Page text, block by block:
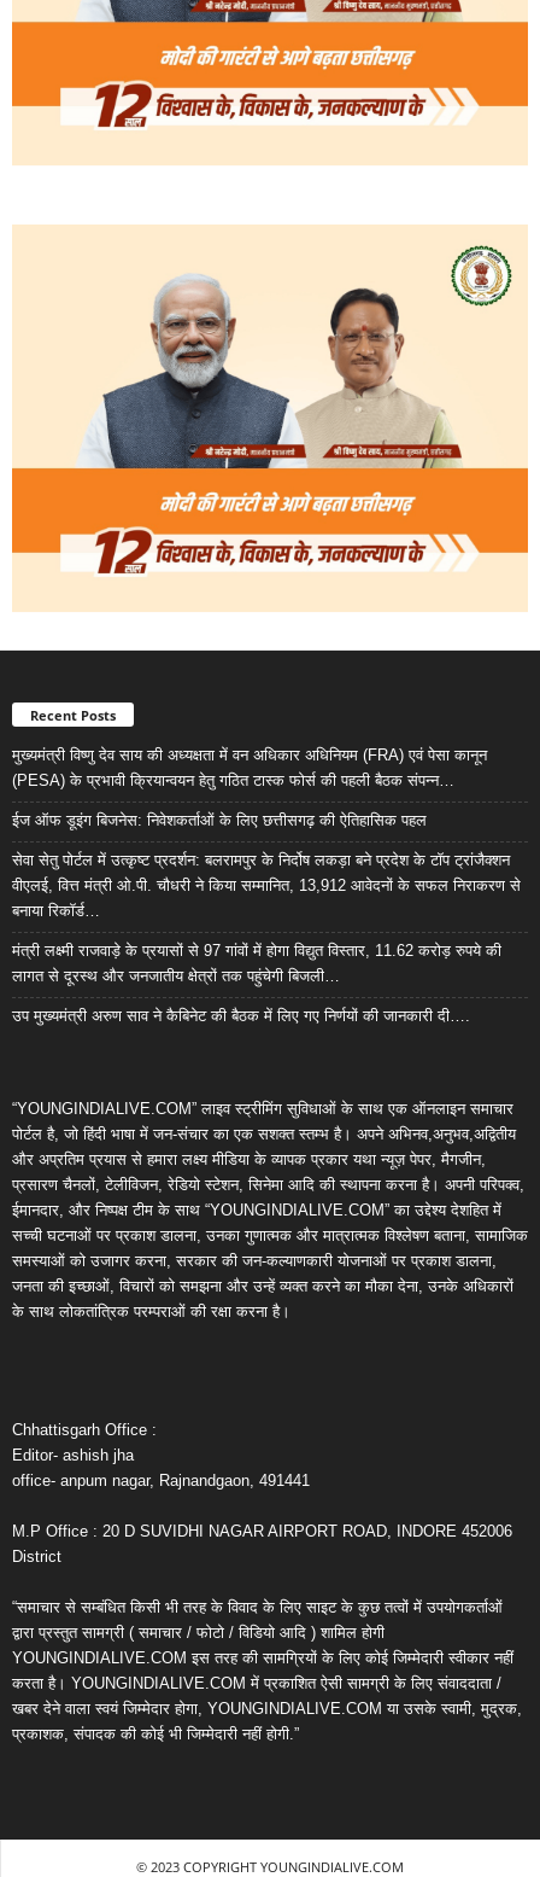
Recent Posts
मुख्यमंत्री विष्णु देव साय की अध्यक्षता में वन अधिकार अधिनियम (FRA) एवं पेसा कानून
(PESA) के प्रभावी क्रियान्वयन हेतु गठित टास्क फोर्स की पहली बैठक संपन्न…
ईज ऑफ डूइंग बिजनेस: निवेशकर्ताओं के लिए छत्तीसगढ़ की ऐतिहासिक पहल
सेवा सेतु पोर्टल में उत्कृष्ट प्रदर्शन: बलरामपुर के निर्दोष लकड़ा बने प्रदेश के टॉप ट्रांजैक्शन
वीएलई, वित्त मंत्री ओ.पी. चौधरी ने किया सम्मानित, 13,912 आवेदनों के सफल निराकरण से
बनाया रिकॉर्ड…
मंत्री लक्ष्मी राजवाड़े के प्रयासों से 97 गांवों में होगा विद्युत विस्तार, 11.62 करोड़ रुपये की
लागत से दूरस्थ और जनजातीय क्षेत्रों तक पहुंचेगी बिजली…
उप मुख्यमंत्री अरुण साव ने कैबिनेट की बैठक में लिए गए निर्णयों की जानकारी दी….
“YOUNGINDIALIVE.COM” लाइव स्ट्रीमिंग सुविधाओं के साथ एक ऑनलाइन समाचार
पोर्टल है, जो हिंदी भाषा में जन-संचार का एक सशक्त स्तम्भ है। अपने अभिनव,अनुभव,अद्वितीय
और अप्रतिम प्रयास से हमारा लक्ष्य मीडिया के व्यापक प्रकार यथा न्यूज़ पेपर, मैगजीन,
प्रसारण चैनलों, टेलीविजन, रेडियो स्टेशन, सिनेमा आदि की स्थापना करना है। अपनी परिपक्व,
ईमानदार, और निष्पक्ष टीम के साथ “YOUNGINDIALIVE.COM” का उद्देश्य देशहित में
सच्ची घटनाओं पर प्रकाश डालना, उनका गुणात्मक और मात्रात्मक विश्लेषण बताना, सामाजिक
समस्याओं को उजागर करना, सरकार की जन-कल्याणकारी योजनाओं पर प्रकाश डालना,
जनता की इच्छाओं, विचारों को समझना और उन्हें व्यक्त करने का मौका देना, उनके अधिकारों
के साथ लोकतांत्रिक परम्पराओं की रक्षा करना है।
Chhattisgarh Office :
Editor- ashish jha
office- anpum nagar, Rajnandgaon, 491441
M.P Office : 20 D SUVIDHI NAGAR AIRPORT ROAD, INDORE 452006
District
“समाचार से सम्बंधित किसी भी तरह के विवाद के लिए साइट के कुछ तत्वों में उपयोगकर्ताओं
द्वारा प्रस्तुत सामग्री ( समाचार / फोटो / विडियो आदि ) शामिल होगी
YOUNGINDIALIVE.COM इस तरह की सामग्रियों के लिए कोई जिम्मेदारी स्वीकार नहीं
करता है। YOUNGINDIALIVE.COM में प्रकाशित ऐसी सामग्री के लिए संवाददाता /
खबर देने वाला स्वयं जिम्मेदार होगा, YOUNGINDIALIVE.COM या उसके स्वामी, मुद्रक,
प्रकाशक, संपादक की कोई भी जिम्मेदारी नहीं होगी.”
© 2023 COPYRIGHT YOUNGINDIALIVE.COM